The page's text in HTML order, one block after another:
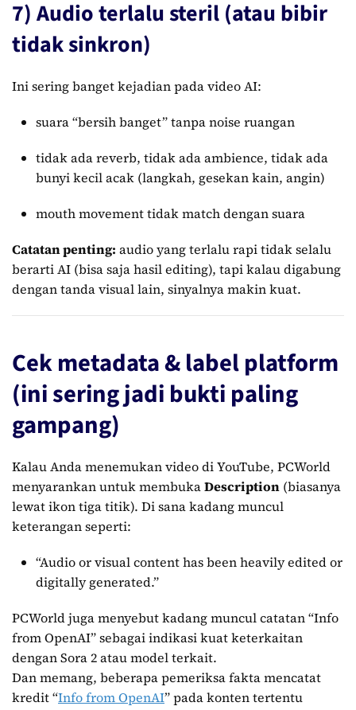
7) Audio terlalu steril (atau bibir
tidak sinkron)
Ini sering banget kejadian pada video AI:
suara “bersih banget” tanpa noise ruangan
tidak ada reverb, tidak ada ambience, tidak ada
bunyi kecil acak (langkah, gesekan kain, angin)
mouth movement tidak match dengan suara
Catatan penting: audio yang terlalu rapi tidak selalu
berarti AI (bisa saja hasil editing), tapi kalau digabung
dengan tanda visual lain, sinyalnya makin kuat.
Cek metadata & label platform
(ini sering jadi bukti paling
gampang)
Kalau Anda menemukan video di YouTube, PCWorld
menyarankan untuk membukaDescription (biasanya
lewat ikon tiga titik). Di sana kadang muncul
keterangan seperti:
“Audio or visual content has been heavily edited or
digitally generated.”
PCWorld juga menyebut kadang muncul catatan “Info
from OpenAI” sebagai indikasi kuat keterkaitan
dengan Sora 2 atau model terkait.
Dan memang, beberapa pemeriksa fakta mencatat
kredit “Info from OpenAI” pada konten tertentu